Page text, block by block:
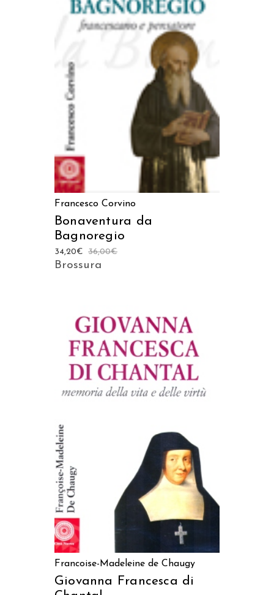
AGGIUNGI AL CARRELLO
Francesco Corvino
Bonaventura da
Bagnoregio
36,00€
34,20€
Brossura
Francoise-Madeleine de Chaugy
Giovanna Francesca di